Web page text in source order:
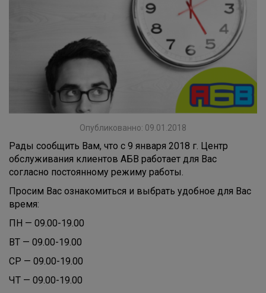
Опубликованно: 09.01.2018
Рады сообщить Вам, что с 9 января 2018 г. Центр
обслуживания клиентов АБВ работает для Вас
согласно постоянному режиму работы.
Просим Вас ознакомиться и выбрать удобное для Вас
время:
ПН — 09.00-19.00
ВТ — 09.00-19.00
СР — 09.00-19.00
ЧТ — 09.00-19.00